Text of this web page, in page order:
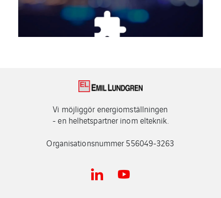
Vi möjliggör energiomställningen
- en helhetspartner inom elteknik.
Organisationsnummer 556049-3263